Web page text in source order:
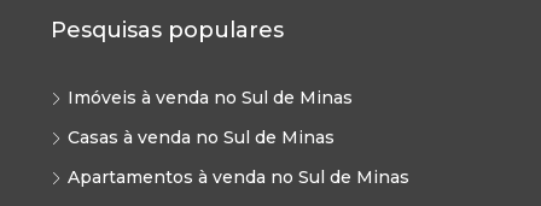
Pesquisas populares
Imóveis à venda no Sul de Minas
Casas à venda no Sul de Minas
Apartamentos à venda no Sul de Minas